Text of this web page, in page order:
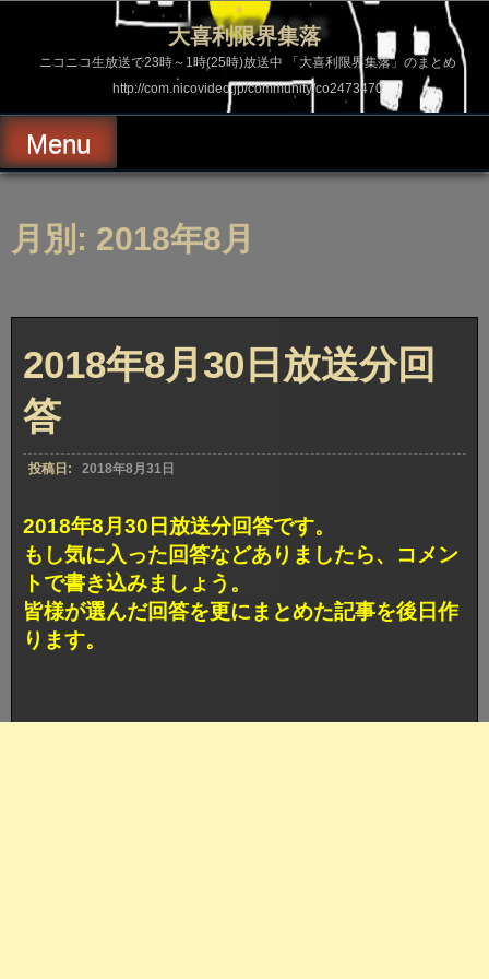
ス
ッ
プ
大喜利限界集落
ニコニコ生放送で23時～1時(25時)放送中 「大喜利限界集落」のまとめ
http://com.nicovideo.jp/community/co2473470
Menu
月別: 2018年8月
2018年8月30日放送分回
答
投稿日: 2018年8月31日
2018年8月30日放送分回答です。
もし気に入った回答などありましたら、コメン
トで書き込みましょう。
皆様が選んだ回答を更にまとめた記事を後日作
ります。